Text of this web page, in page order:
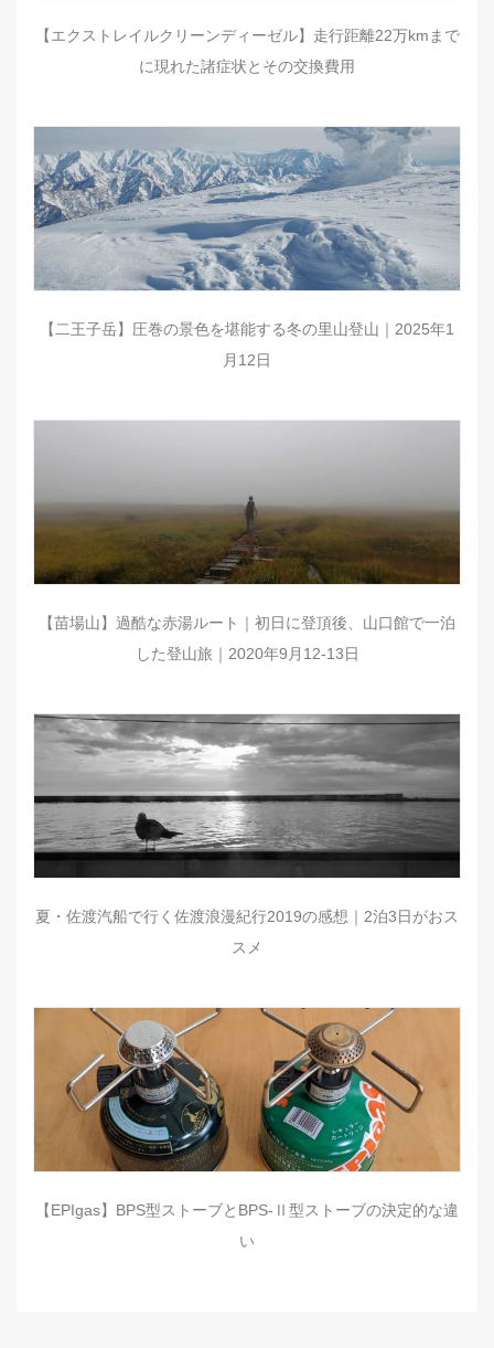
【エクストレイルクリーンディーゼル】走行距離22万kmまで
に現れた諸症状とその交換費用
【二王子岳】圧巻の景色を堪能する冬の里山登山｜2025年1
月12日
【苗場山】過酷な赤湯ルート｜初日に登頂後、山口館で一泊
した登山旅｜2020年9月12-13日
夏・佐渡汽船で行く佐渡浪漫紀行2019の感想｜2泊3日がおス
スメ
【EPIgas】BPS型ストーブとBPS-Ⅱ型ストーブの決定的な違
い